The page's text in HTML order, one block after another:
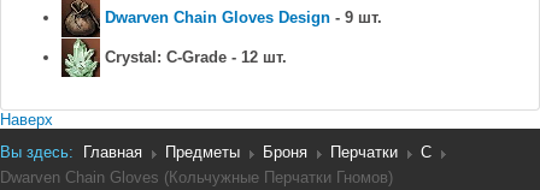
Dwarven Chain Gloves Design - 9 шт.
Crystal: C-Grade - 12 шт.
Наверх
Вы здесь:
Главная Предметы Броня Перчатки
C
Dwarven Chain Gloves (Кольчужные Перчатки Гномов)